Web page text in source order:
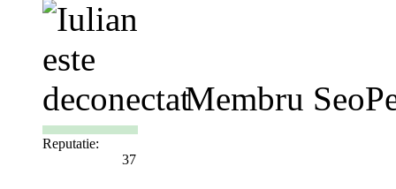
Membru
Reputatie:
37